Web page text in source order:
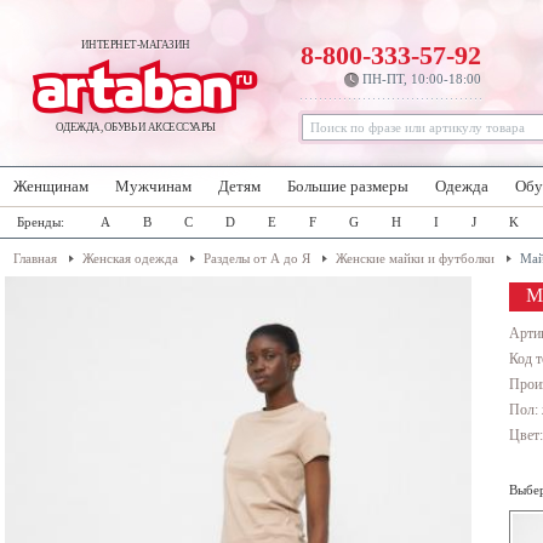
ИНТЕРНЕТ-МАГАЗИН
ОДЕЖДА, ОБУВЬ И АКСЕССУАРЫ
8-800-333-57-92
ПН-ПТ, 10:00-18:00
Женщинам Мужчинам Детям Большие размеры Одежда
Бренды: A B C D E F G H I J K
Главная Женская одежда Разделы от А до Я Женские майки и футболки
Код
Пол: